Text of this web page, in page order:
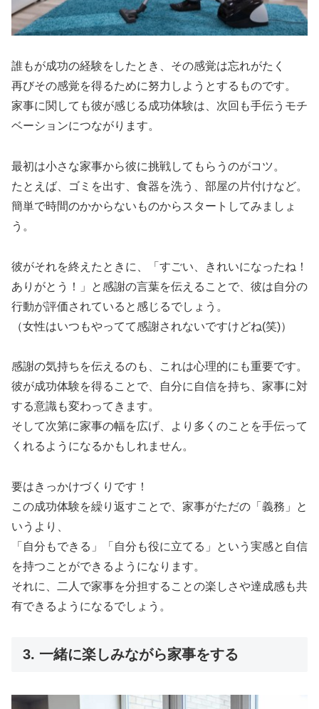
誰もが成功の経験をしたとき、その感覚は忘れがたく
再びその感覚を得るために努力しようとするものです。
家事に関しても彼が感じる成功体験は、次回も手伝うモチ
ベーションにつながります。
最初は小さな家事から彼に挑戦してもらうのがコツ。
たとえば、ゴミを出す、食器を洗う、部屋の片付けなど。
簡単で時間のかからないものからスタートしてみましょ
う。
彼がそれを終えたときに、「すごい、きれいになったね！
ありがとう！」と感謝の言葉を伝えることで、彼は自分の
行動が評価されていると感じるでしょう。
（女性はいつもやってて感謝されないですけどね(笑)）
感謝の気持ちを伝えるのも、これは心理的にも重要です。
彼が成功体験を得ることで、自分に自信を持ち、家事に対
する意識も変わってきます。
そして次第に家事の幅を広げ、より多くのことを手伝って
くれるようになるかもしれません。
要はきっかけづくりです！
この成功体験を繰り返すことで、家事がただの「義務」と
いうより、
「自分もできる」「自分も役に立てる」という実感と自信
を持つことができるようになります。
それに、二人で家事を分担することの楽しさや達成感も共
有できるようになるでしょう。
3. 一緒に楽しみながら家事をする